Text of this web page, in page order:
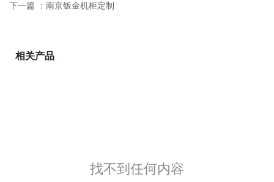
下一篇 ： 南京钣金机柜定制
相关产品
找不到任何内容